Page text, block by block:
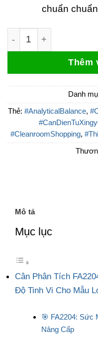
chuẩn
Cân Phân Tích
Thêm
Danh
Thẻ: #AnalyticalBalance,
#CleanroomShopping,
Mô tả
Mục lục
Cân Phân Tích
Độ Tinh Vi Cho Mẫu
🎯 FA2204: Sức
Nâng Cấp